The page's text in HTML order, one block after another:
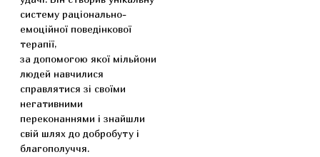
систему раціонально-
емоційної поведінкової
терапії,
за допомогою якої мільйони
людей навчилися
справлятися зі своїми
негативними
переконаннями і знайшли
свій шлях до добробуту і
благополуччя.